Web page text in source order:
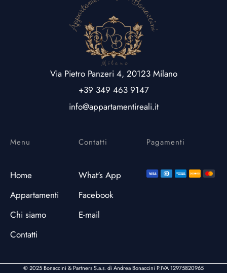
Via Pietro Panzeri 4, 20123 Milano
+39 349 463 9147
info@appartamentireali.it
Menu
Home
Appartamenti
Chi siamo
Contatti
Contatti
What's App
Facebook
E-mail
Pagamenti
©2025 Bonaccini & Partners S.a.s. di Andrea Bonaccini P.IVA 12975820965